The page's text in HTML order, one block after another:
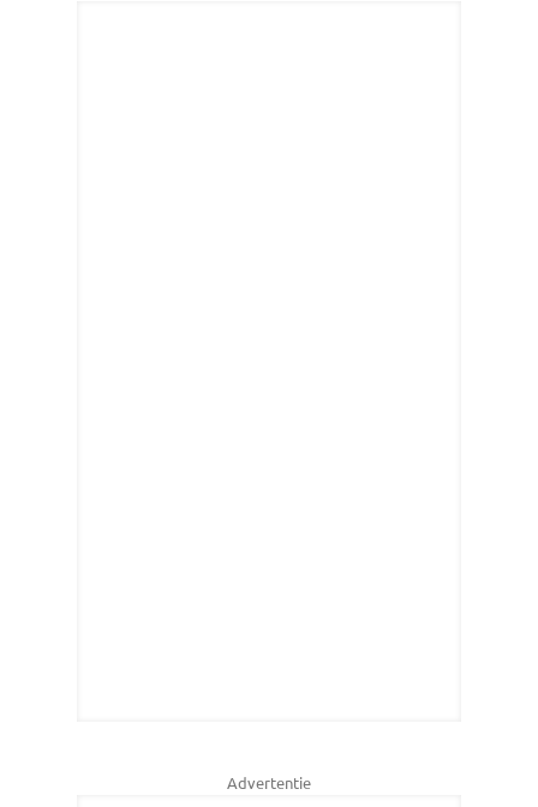
Advertentie